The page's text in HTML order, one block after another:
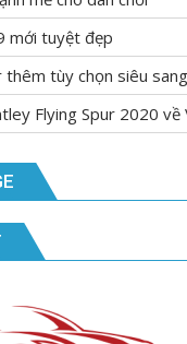
mới tuyệt đẹp
thêm tùy chọn siêu
Flying Spur 2020 về